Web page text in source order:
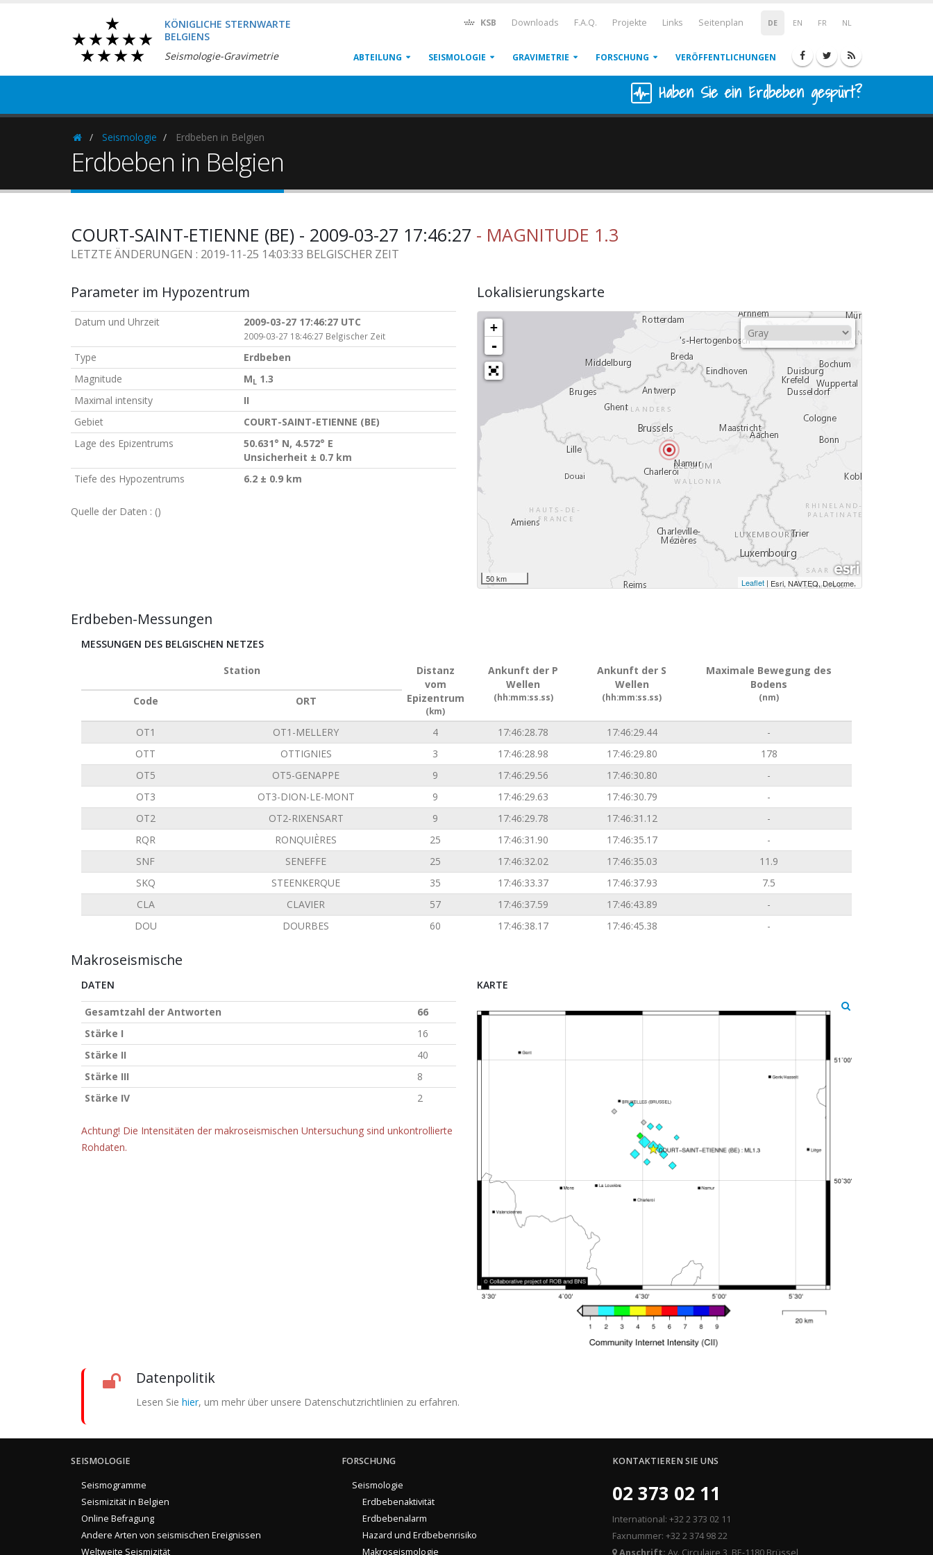
KÖNIGLICHE STERNWARTE
BELGIENS
Seismologie-Gravimetrie
DE EN FR NL
KSB Downloads F.A.Q. Projekte Links Seitenplan
ABTEILUNG SEISMOLOGIE GRAVIMETRIE FORSCHUNG VERÖFFENTLICHUNGEN
Haben Sie ein Erdbeben gespürt?
HomepageSeismologie Erdbeben in Belgien
Erdbeben in Belgien
COURT-SAINT-ETIENNE (BE) - 2009-03-27 17:46:27 - MAGNITUDE 1.3
LETZTE ÄNDERUNGEN : 2019-11-25 14:03:33 BELGISCHER ZEIT
Parameter im Hypozentrum
Datum und Uhrzeit 2009-03-27 17:46:27 UTC
2009-03-27 18:46:27 Belgischer Zeit
Type
Erdbeben
Magnitude
ML 1.3
Maximal intensity
II
Gebiet
COURT-SAINT-ETIENNE (BE)
Lage des Epizentrums
50.631° N, 4.572° E
Unsicherheit ± 0.7 km
Tiefe des Hypozentrums
6.2 ± 0.9 km
Quelle der Daten : ()
Lokalisierungskarte
+
-
50 km Leaflet | Esri, NAVTEQ, DeLorme,
Erdbeben-Messungen
MESSUNGEN DES BELGISCHEN NETZES
Station
Distanz
vom
Epizentrum
(km)
Ankunft der P
Wellen
(hh:mm:ss.ss)
Ankunft der S
Wellen
(hh:mm:ss.ss)
Maximale Bewegung des
Bodens
(nm)
Code ORT
OT1 OT1-MELLERY 4 17:46:28.78 17:46:29.44
-
OTT
OTTIGNIES 3 17:46:28.98 17:46:29.80
178
OT5
OT5-GENAPPE 9 17:46:29.56 17:46:30.80
-
OT3
OT3-DION-LE-MONT 9 17:46:29.63 17:46:30.79
-
OT2
OT2-RIXENSART 9 17:46:29.78 17:46:31.12
-
RQR
RONQUIÈRES 25 17:46:31.90 17:46:35.17
-
SNF
SENEFFE 25 17:46:32.02 17:46:35.03
11.9
SKQ
STEENKERQUE 35 17:46:33.37 17:46:37.93
7.5
CLA
CLAVIER 57 17:46:37.59 17:46:43.89
-
DOU
DOURBES 60 17:46:38.17 17:46:45.38 -
Makroseismische
DATEN
Gesamtzahl der Antworten
66
Stärke I
16
Stärke II
40
Stärke III
8
Stärke IV
2
Achtung! Die Intensitäten der makroseismischen Untersuchung sind unkontrollierte
Rohdaten.
KARTE
Datenpolitik
Lesen Sie hier, um mehr über unsere Datenschutzrichtlinien zu erfahren.
SEISMOLOGIE
Seismogramme
Seismizität in Belgien
Online Befragung
Andere Arten von seismischen Ereignissen
Weltweite Seismizität
FORSCHUNG
Seismologie
Erdbebenaktivität
Erdbebenalarm
Hazard und Erdbebenrisiko
Makroseismologie
KONTAKTIEREN SIE UNS
02 373 02 11
International: +32 2 373 02 11
Faxnummer: +32 2 374 98 22